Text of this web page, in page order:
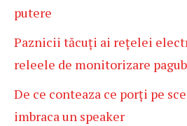
putere
Paznicii tăcuți ai rețelei
releele de monitorizare
De ce conteaza ce porți pe
imbraca un speaker